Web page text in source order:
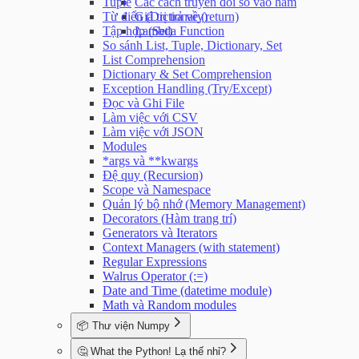
Bài tập Modules - Cơ bản
Bài tập Modules - Nâng cao
Bài tập Sử dụng hàm print()
Giá trị trả về (return)
Lambda Function
Từ điển (Dictionary)
Tập hợp (Set)
So sánh List, Tuple, Dictionary, Set
List Comprehension
Dictionary & Set Comprehension
Exception Handling (Try/Except)
Đọc và Ghi File
Làm việc với CSV
Làm việc với JSON
Modules
*args và **kwargs
Đệ quy (Recursion)
Scope và Namespace
Quản lý bộ nhớ (Memory Management)
Decorators (Hàm trang trí)
Generators và Iterators
Context Managers (with statement)
Regular Expressions
Walrus Operator (:=)
Date and Time (datetime module)
Math và Random modules
📦 Thư viện Numpy
Giới thiệu về NumPy
🤔 What the Python! Lạ thế nhỉ?